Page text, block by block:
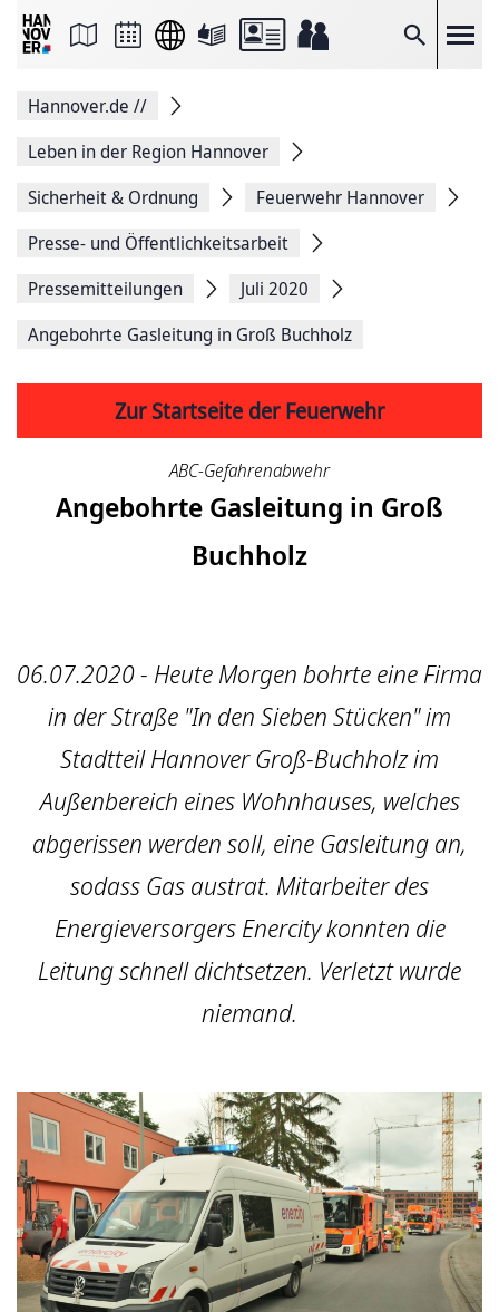
Suche
Seite
Facebook
teilen
Seitenlink
Seite
Hannover.de //
Leben in der Region Hannover
Sicherheit & Ordnung
Feuerwehr Hannover
Presse- und Öffentlichkeitsarbeit
Pressemitteilungen
Juli 2020
Angebohrte Gasleitung in Groß Buchholz
Zur Startseite der Feuerwehr
ABC-Gefahrenabwehr
Angebohrte Gasleitung in Groß
Buchholz
06.07.2020 - Heute Morgen bohrte eine Firma
in der Straße "In den Sieben Stücken" im
Stadtteil Hannover Groß-Buchholz im
Außenbereich eines Wohnhauses, welches
abgerissen werden soll, eine Gasleitung an,
sodass Gas austrat. Mitarbeiter des
Energieversorgers Enercity konnten die
Leitung schnell dichtsetzen. Verletzt wurde
niemand.